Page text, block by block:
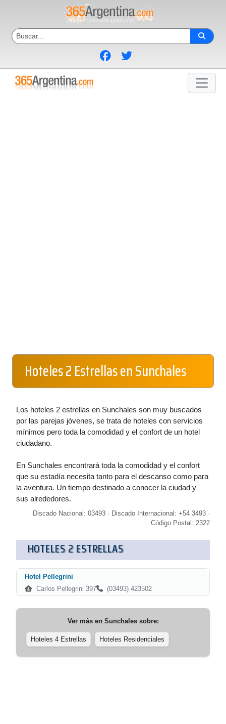
Hoteles 2 Estrellas en Sunchales
Los hoteles 2 estrellas en Sunchales son muy buscados
por las parejas jóvenes, se trata de hoteles con servicios
mínimos pero toda la comodidad y el confort de un hotel
ciudadano.
En Sunchales encontrará toda la comodidad y el confort
que su estadía necesita tanto para el descanso como para
la aventura. Un tiempo destinado a conocer la ciudad y
sus alrededores.
Discado Nacional: 03493 · Discado Internacional: +54 3493 ·
Código Postal: 2322
HOTELES 2 ESTRELLAS
Hotel Pellegrini
Carlos Pellegrini 397
(03493) 423502
Ver más en Sunchalessobre:
Hoteles 4 Estrellas Hoteles Residenciales